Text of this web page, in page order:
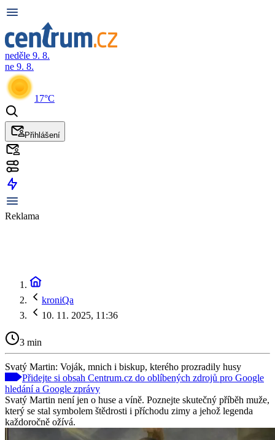
neděle 9. 8.
ne 9. 8.
17°C
Přihlášení
Reklama
kroniQa
10. 11. 2025, 11:36
3 min
Svatý Martin: Voják, mnich i biskup, kterého prozradily husy
Přidejte si obsah Centrum.cz do oblíbených zdrojů pro Google
hledání a Google zprávy
Svatý Martin není jen o huse a víně. Poznejte skutečný příběh muže,
který se stal symbolem štědrosti i příchodu zimy a jehož legenda
každoročně ožívá.